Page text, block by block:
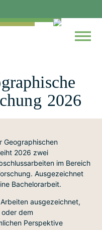
2026
Geographischen
2026 zwei
im Bereich
Ausgezeichnet
Bachelorarbeit.
ausgezeichnet,
dem
Perspektive